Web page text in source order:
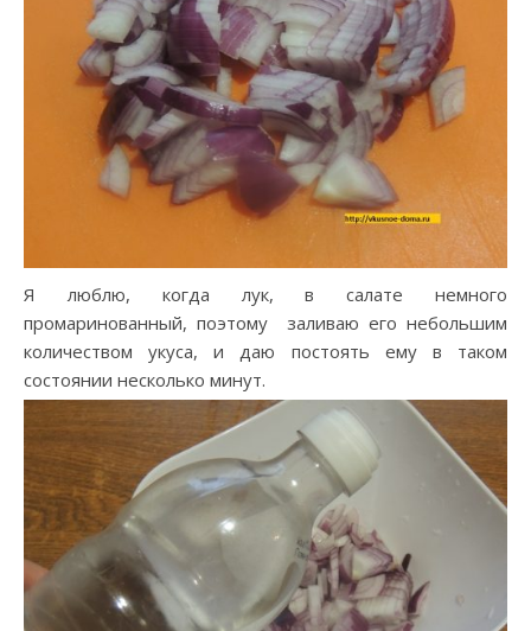
Я люблю, когда лук, в салате немного
промаринованный, поэтому заливаю его небольшим
количеством укуса, и даю постоять ему в таком
состоянии несколько минут.